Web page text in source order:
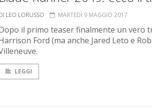
LEO LORUSSO MARTEDÌ 9 MAGGIO 2017
il primo teaser finalmente un vero
Ford (ma anche Jared Leto e
LEGGI